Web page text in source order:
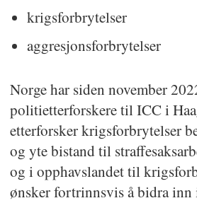
spisskompetanse blant
kriminalteknikk,
særskilte
kriminaletterretning og
er dessuten
politiets sentrale
nasjonalt kontaktpunkt
internasjonalt
krigsforbrytelser
aggresjonsforbrytelser
Norge har siden november
politietterforskere til ICC i
etterforsker krigsforbrytelser
og yte bistand til
og i opphavslandet til
ønsker fortrinnsvis å bidra inn